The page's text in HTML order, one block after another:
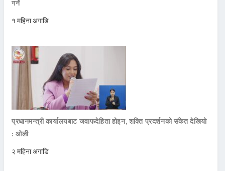
गर्ने
१ महिना अगाडि
प्रधानमन्त्री कार्यालयबाट जवाफदेहिता होइन, शक्ति प्रदर्शनको संकेत देखियो
: ओली
२ महिना अगाडि